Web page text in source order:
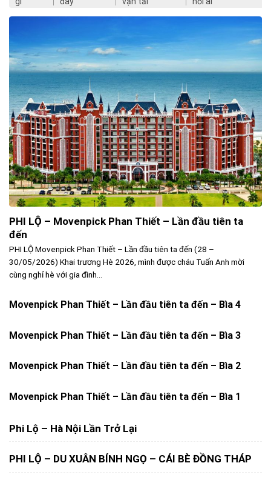
PHI LỘ – Movenpick Phan Thiết – Lần đầu tiên ta
đến
PHI LỘ Movenpick Phan Thiết – Lần đầu tiên ta đến (28 –
30/05/2026) Khai trương Hè 2026, mình được cháu Tuấn Anh mời
cùng nghỉ hè với gia đình...
Movenpick Phan Thiết – Lần đầu tiên ta đến – Bìa 4
Movenpick Phan Thiết – Lần đầu tiên ta đến – Bìa 3
Movenpick Phan Thiết – Lần đầu tiên ta đến – Bìa 2
Movenpick Phan Thiết – Lần đầu tiên ta đến – Bìa 1
Phi Lộ – Hà Nội Lần Trở Lại
PHI LỘ – DU XUÂN BÍNH NGỌ – CÁI BÈ ĐỒNG THÁP